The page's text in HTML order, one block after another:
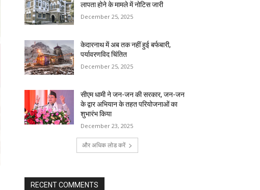
लापता होने के मामले में नोटिस जारी
December 25, 2025
केदारनाथ में अब तक नहीं हुई बर्फबारी,
पर्यावरणविद चिंतित
December 25, 2025
सीएम धामी ने जन-जन की सरकार, जन-जन
के द्वार अभियान के तहत परियोजनाओं का
शुभारंभ किया
December 23, 2025
और अधिक लोड करें
RECENT COMMENTS